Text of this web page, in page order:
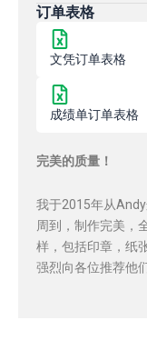
订单表格
文凭订单表格
成绩单订单表格
完美的质量！
我于2015年从
周到，制作完美，
样，包括印章，纸
强烈向各位推荐他